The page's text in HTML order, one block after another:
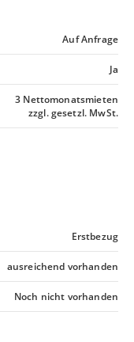
Auf Anfrage
Ja
3 Nettomonatsmieten
zzgl. gesetzl. MwSt.
Erstbezug
ausreichend vorhanden
Noch nicht vorhanden